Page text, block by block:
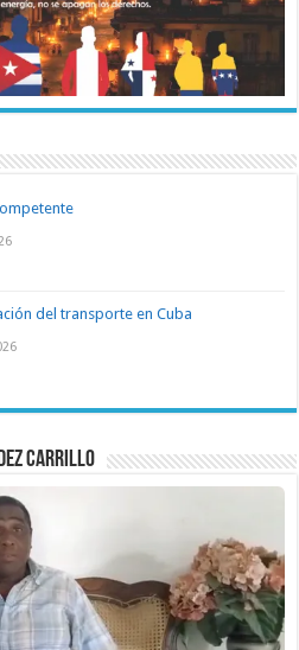
del transporte en Cuba
Carrillo